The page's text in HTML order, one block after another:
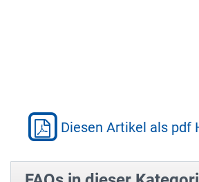
Diesen Artikel als pdf